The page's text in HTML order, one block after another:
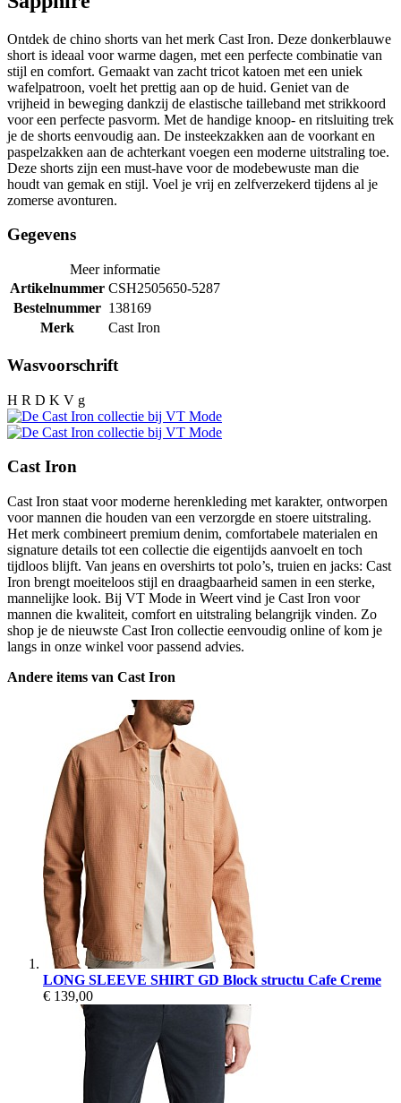
Ontdek de chino shorts van het merk Cast Iron. Deze donkerblauwe
short is ideaal voor warme dagen, met een perfecte combinatie van
stijl en comfort. Gemaakt van zacht tricot katoen met een uniek
wafelpatroon, voelt het prettig aan op de huid. Geniet van de
vrijheid in beweging dankzij de elastische tailleband met strikkoord
voor een perfecte pasvorm. Met de handige knoop- en ritsluiting trek
je de shorts eenvoudig aan. De insteekzakken aan de voorkant en
paspelzakken aan de achterkant voegen een moderne uitstraling toe.
Deze shorts zijn een must-have voor de modebewuste man die
houdt van gemak en stijl. Voel je vrij en zelfverzekerd tijdens al je
zomerse avonturen.
Gegevens
Meer informatie
Artikelnummer CSH2505650-5287
Bestelnummer 138169
Merk
Cast Iron
Wasvoorschrift
H R D K V g
Cast Iron
Cast Iron staat voor moderne herenkleding met karakter, ontworpen
voor mannen die houden van een verzorgde en stoere uitstraling.
Het merk combineert premium denim, comfortabele materialen en
signature details tot een collectie die eigentijds aanvoelt en toch
tijdloos blijft. Van jeans en overshirts tot polo’s, truien en jacks: Cast
Iron brengt moeiteloos stijl en draagbaarheid samen in een sterke,
mannelijke look. Bij VT Mode in Weert vind je Cast Iron voor
mannen die kwaliteit, comfort en uitstraling belangrijk vinden. Zo
shop je de nieuwste Cast Iron collectie eenvoudig online of kom je
langs in onze winkel voor passend advies.
Andere items van Cast Iron
LONG SLEEVE SHIRT GD Block structu Cafe Creme
€ 139,00